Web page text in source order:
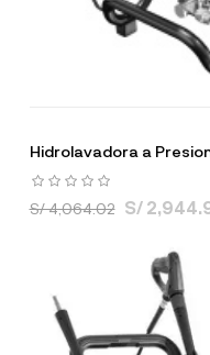
Hidrolavadora a
S/ 4,064.02 S/